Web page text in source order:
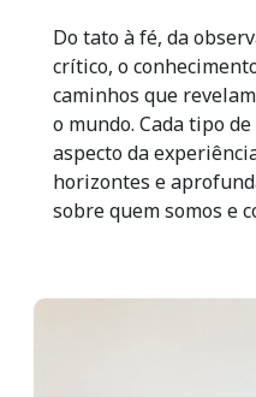
Do tato à fé, da
crítico, o
caminhos que
o mundo. Cada tipo
aspecto da
horizontes e
sobre quem somos e